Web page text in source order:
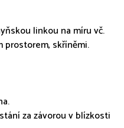
linkou na míru vč.
skříněmi.
za závorou v blízkosti